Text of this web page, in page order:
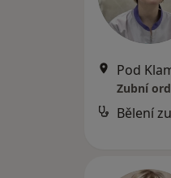
Pod
Zubní
Bělení